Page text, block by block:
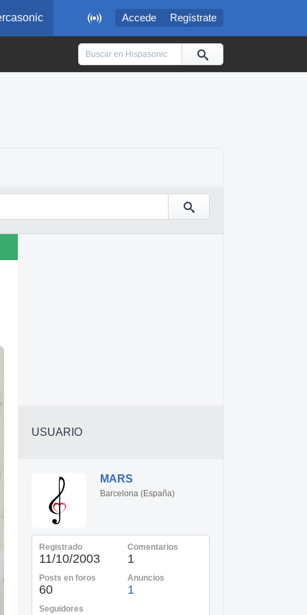
 Accede Regístrate
USUARIO
MARS
Barcelona (España)
Registrado
11/10/2003
Comentarios
1
Posts en foros
60
Anuncios
1
Seguidores